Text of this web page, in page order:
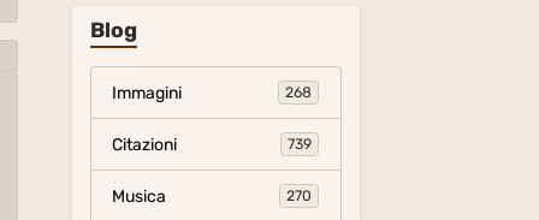
Blog
Immagini 268
Citazioni 739
Musica 270